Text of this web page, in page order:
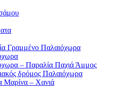
Γραμμένο Παλαιόχωρα
– Παραλία Παχιά Άμμος
δρόμος Παλαιόχωρα
Μαρίνα – Χανιά